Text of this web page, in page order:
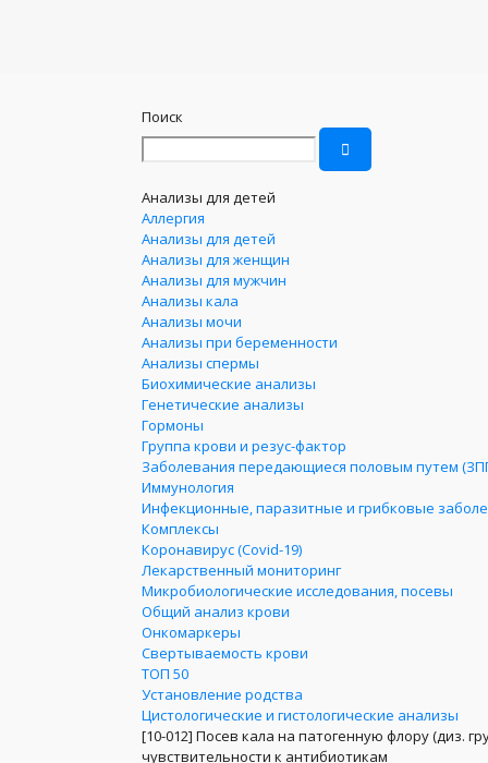
Поиск
Анализы для детей
Аллергия
Анализы для детей
Анализы для женщин
Анализы для мужчин
Анализы кала
Анализы мочи
Анализы при беременности
Анализы спермы
Биохимические анализы
Генетические анализы
Гормоны
Группа крови и резус-фактор
Заболевания передающиеся половым путем
Иммунология
Инфекционные, паразитные и грибковые
Комплексы
Коронавирус (Covid-19)
Лекарственный мониторинг
Микробиологические исследования, посевы
Общий анализ крови
Онкомаркеры
Свертываемость крови
ТОП 50
Установление родства
Цистологические и гистологические анализы
[10-012] Посев кала на патогенную флору (диз.
чувствительности к антибиотикам